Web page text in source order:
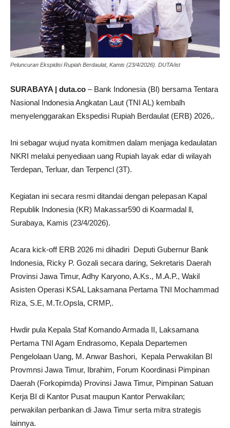
Peluncuran Ekspidisi Rupiah Berdaulat, Kamis (23/4/2026). DUTA/ist
SURABAYA | duta.co – Bank Indonesia (Bl) bersama Tentara
Nasional Indonesia Angkatan Laut (TNI AL) kembalh
menyelenggarakan Ekspedisi Rupiah Berdaulat (ERB) 2026,.
Ini sebagar wujud nyata komitmen dalam menjaga kedaulatan
NKRI melalui penyediaan uang Rupiah layak edar di wilayah
Terdepan, Terluar, dan Terpencl (3T).
Kegiatan ini secara resmi ditandai dengan pelepasan Kapal
Republik Indonesia (KR) Makassar590 di Koarmadal ll,
Surabaya, Kamis (23/4/2026).
Acara kick-off ERB 2026 mi dihadiri Deputi Gubernur Bank
Indonesia, Ricky P. Gozali secara daring, Sekretaris Daerah
Provinsi Jawa Timur, Adhy Karyono, A.Ks., M.A.P., Wakil
Asisten Operasi KSAL Laksamana Pertama TNI Mochammad
Riza, S.E, M.Tr.Opsla, CRMP,.
Hwdir pula Kepala Staf Komando Armada II, Laksamana
Pertama TNI Agam Endrasomo, Kepala Departemen
Pengelolaan Uang, M. Anwar Bashori, Kepala Perwakilan Bl
Provmnsi Jawa Timur, Ibrahim, Forum Koordinasi Pimpinan
Daerah (Forkopimda) Provinsi Jawa Timur, Pimpinan Satuan
Kerja BI di Kantor Pusat maupun Kantor Perwakilan;
perwakilan perbankan di Jawa Timur serta mitra strategis
lainnya.